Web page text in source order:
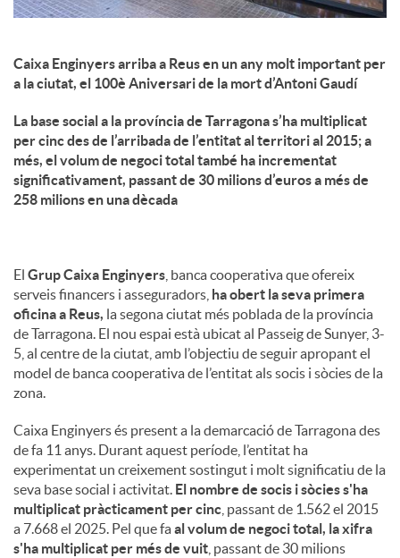
Caixa Enginyers arriba a Reus en un any molt important per
a la ciutat, el 100è Aniversari de la mort d’Antoni Gaudí
La base social a la província de Tarragona s’ha multiplicat
per cinc des de l’arribada de l’entitat al territori al 2015; a
més, el volum de negoci total també ha incrementat
significativament, passant de 30 milions d’euros a més de
258 milions en una dècada
El Grup Caixa Enginyers , banca cooperativa que ofereix
serveis financers i asseguradors, ha obert la seva primera
oficina a Reus, la segona ciutat més poblada de la província
de Tarragona. El nou espai està ubicat al Passeig de Sunyer, 3-
5, al centre de la ciutat, amb l’objectiu de seguir apropant el
model de banca cooperativa de l’entitat als socis i sòcies de la
zona.
Caixa Enginyers és present a la demarcació de Tarragona des
de fa 11 anys. Durant aquest període, l’entitat ha
experimentat un creixement sostingut i molt significatiu de la
seva base social i activitat. El nombre de socis i sòcies s'ha
multiplicat pràcticament per cinc , passant de 1.562 el 2015
a 7.668 el 2025. Pel que faal volum de negoci total, la xifra
s'ha multiplicat per més de vuit , passant de 30 milions